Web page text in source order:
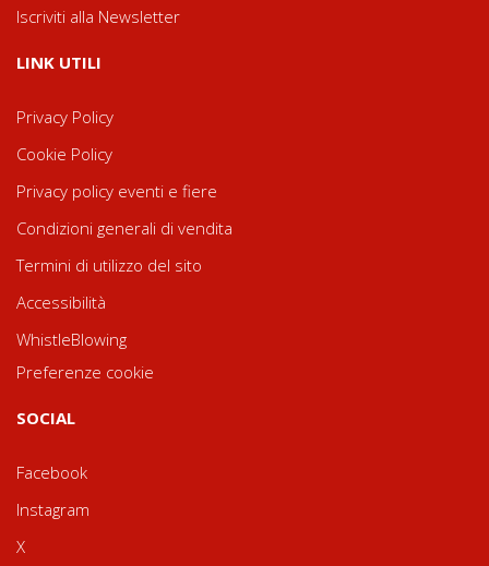
Iscriviti alla Newsletter
LINK UTILI
Privacy Policy
Cookie Policy
Privacy policy eventi e fiere
Condizioni generali di vendita
Termini di utilizzo del sito
Accessibilità
WhistleBlowing
Preferenze cookie
SOCIAL
Facebook
Instagram
X